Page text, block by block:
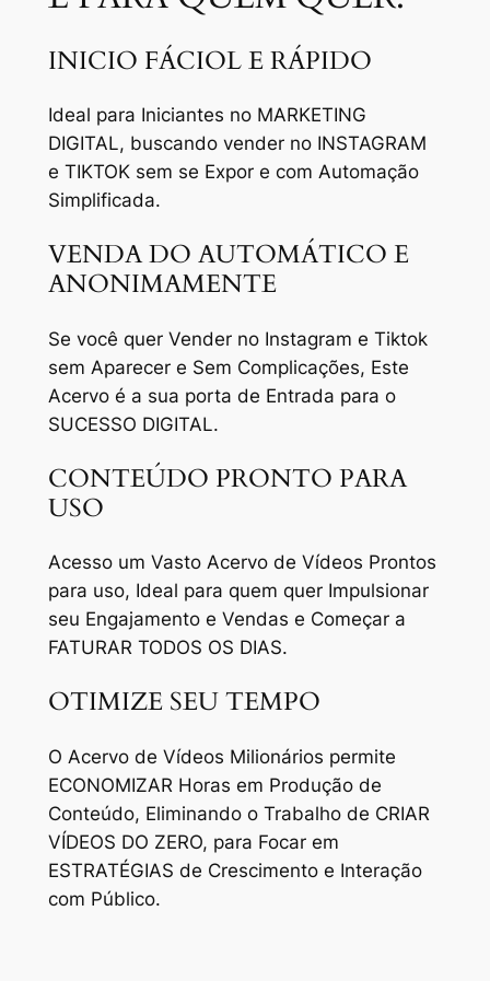
INICIO FÁCIOL E RÁPIDO
Ideal para Iniciantes no MARKETING
DIGITAL, buscando vender no INSTAGRAM
e TIKTOK sem se Expor e com Automação
Simplificada.
VENDA DO AUTOMÁTICO E
ANONIMAMENTE
Se você quer Vender no Instagram e Tiktok
sem Aparecer e Sem Complicações, Este
Acervo é a sua porta de Entrada para o
SUCESSO DIGITAL.
CONTEÚDO PRONTO PARA
USO
Acesso um Vasto Acervo de Vídeos Prontos
para uso, Ideal para quem quer Impulsionar
seu Engajamento e Vendas e Começar a
FATURAR TODOS OS DIAS.
OTIMIZE SEU TEMPO
O Acervo de Vídeos Milionários permite
ECONOMIZAR Horas em Produção de
Conteúdo, Eliminando o Trabalho de CRIAR
VÍDEOS DO ZERO, para Focar em
ESTRATÉGIAS de Crescimento e Interação
com Público.